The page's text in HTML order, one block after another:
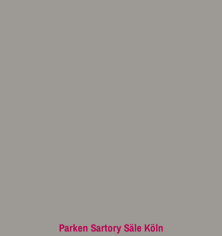
Parken Sartory Säle Köln